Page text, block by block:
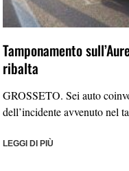
Tamponamento
ribalta
GROSSETO. Sei auto
dell’incidente avvenuto nel
LEGGI DI PIÙ